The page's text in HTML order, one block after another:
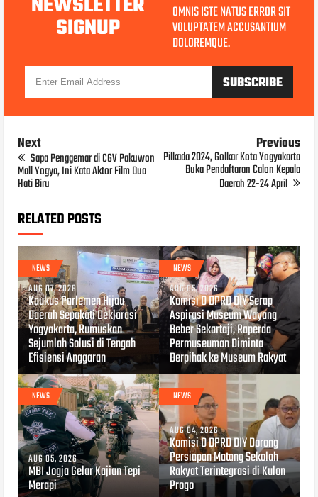
SIGNUP
OMNIS ISTE NATUS ERROR SIT
VOLUPTATEM ACCUSANTIUM
DOLOREMQUE.
Next
Sapa Penggemar di CGV Pakuwon
Mall Yogya, Ini Kata Aktor Film Dua
Hati Biru
Previous
Pilkada 2024, Golkar Kota Yogyakarta
Buka Pendaftaran Calon Kepala
Daerah 22-24 April
RELATED POSTS
NEWS
AUG 07, 2026
Kaukus Parlemen Hijau
Daerah Sepakati Deklarasi
Yogyakarta, Rumuskan
Sejumlah Solusi di Tengah
Efisiensi Anggaran
NEWS
AUG 05, 2026
Komisi D DPRD DIY Serap
Aspirasi Museum Wayang
Beber Sekartaji, Raperda
Permuseuman Diminta
Berpihak ke Museum Rakyat
NEWS
AUG 05, 2026
MBI Jogja Gelar Kajian Tepi
Merapi
NEWS
AUG 04, 2026
Komisi D DPRD DIY Dorong
Persiapan Matang Sekolah
Rakyat Terintegrasi di Kulon
Progo